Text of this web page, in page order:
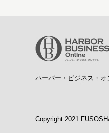
ハーバー・ビジネス・
Copyright 2021